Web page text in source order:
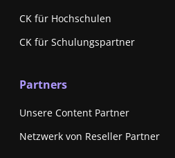
CK für Hochschulen
CK für Schulungspartner
Partners
Unsere Content Partner
Netzwerk von Reseller Partner